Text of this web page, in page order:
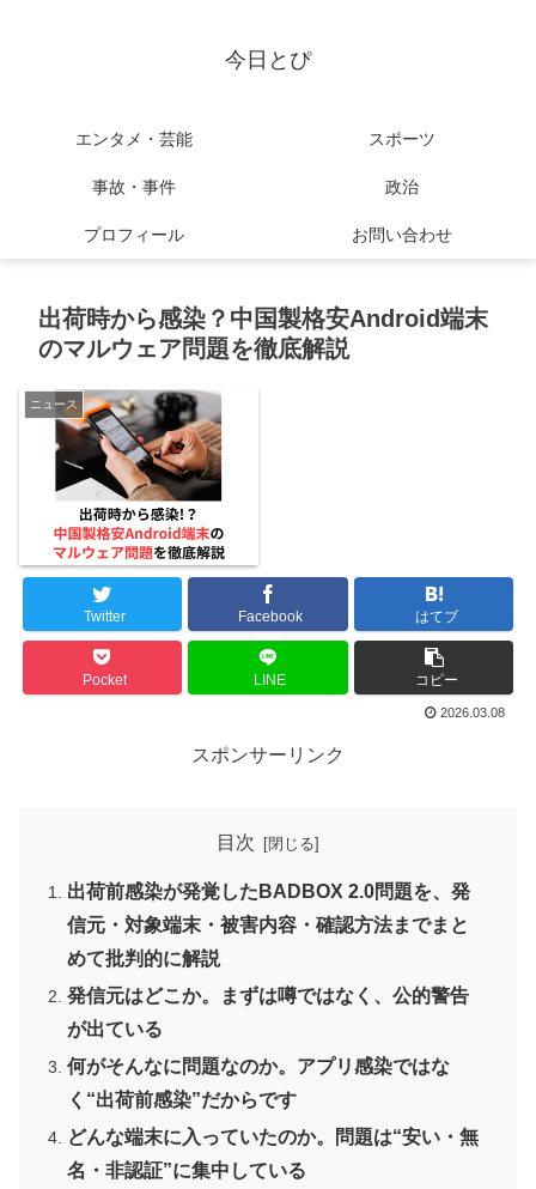
今日とぴ
エンタメ・芸能 スポーツ
事故・事件 政治
プロフィール お問い合わせ
出荷時から感染？中国製格安Android端末
のマルウェア問題を徹底解説
ニュース
Twitter Facebook はてブ
Pocket LINE コピー
2026.03.08
スポンサーリンク
目次
出荷前感染が発覚したBADBOX 2.0問題を、発
信元・対象端末・被害内容・確認方法までまと
めて批判的に解説
発信元はどこか。まずは噂ではなく、公的警告
が出ている
何がそんなに問題なのか。アプリ感染ではな
く“出荷前感染”だからです
どんな端末に入っていたのか。問題は“安い・無
名・非認証”に集中している